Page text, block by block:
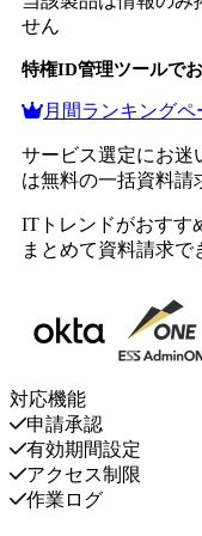
せん
特権ID管理ツールで
月間ランキングペ
サービス選定にお迷
は無料の一括資料請
ITトレンドがおすす
まとめて資料請求で
対応機能
申請承認
有効期間設定
アクセス制限
作業ログ